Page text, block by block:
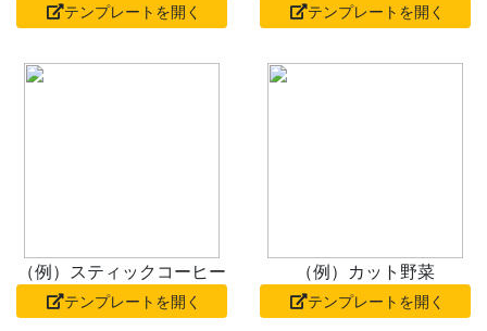
テンプレートを開く テンプレートを開く
（例）スティックコーヒー
テンプレートを開く
（例）カット野菜
テンプレートを開く